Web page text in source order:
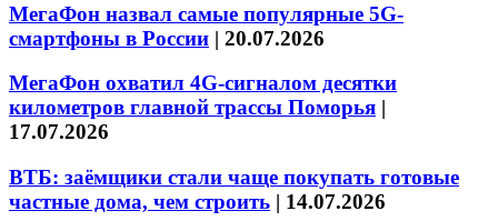
МегаФон назвал самые популярные 5G-
смартфоны в России | 20.07.2026
МегаФон охватил 4G-сигналом десятки
километров главной трассы Поморья |
17.07.2026
ВТБ: заёмщики стали чаще покупать готовые
частные дома, чем строить | 14.07.2026